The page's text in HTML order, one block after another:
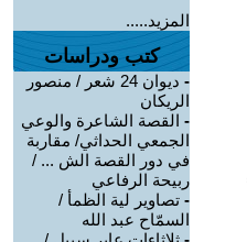
المزيد.....
كتب ودراسات
-
ديوان 24 شعر / منصور
الريكان
- القصة الشاعرة والوعي
الجمعي الحداثي/ مقاربة
في دور القصة الش ... /
ربيحة الرفاعي
- تصاوير لية الظمأ /
السمّاح عبد الله